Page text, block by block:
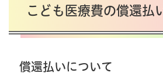
こども医療費の償還払
償還払いについて